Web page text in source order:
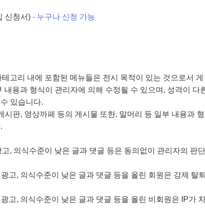
신청서) - 누구나 신청 가능
고리 내에 포함된 메뉴들은 전시 목적이 있는 것으로서 게
용과 형식이 관리자에 의해 수정될 수 있으며, 성격이 다
있습니다.
시판, 영상까페 등의 게시물 또한, 말머리 등 일부 내용과 형
, 의식수준이 낮은 글과 댓글 등은 동의없이 관리자의 판단
고, 의식수준이 낮은 글과 댓글 등을 올린 회원은 강제 탈퇴
고, 의식수준이 낮은 글과 댓글 등을 올린 비회원은 IP가